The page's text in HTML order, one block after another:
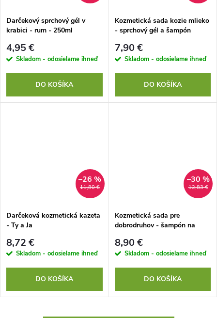
Darčekový sprchový gél v
krabici - rum - 250ml
4,95 €
Skladom - odosielame ihneď
DO KOŠÍKA
Kozmetická sada kozie mlieko
- sprchový gél a šampón
7,90 €
Skladom - odosielame ihneď
DO KOŠÍKA
11,80 €
–26 %
Darčeková kozmetická kazeta
- Ty a Ja
8,72 €
Skladom - odosielame ihneď
DO KOŠÍKA
12,83 €
–30 %
Kozmetická sada pre
dobrodruhov - šampón na
gél
8,90 €
Skladom - odosielame ihneď
DO KOŠÍKA